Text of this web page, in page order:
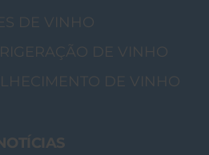
DE VINHO
DE VINHO
DE VINHO